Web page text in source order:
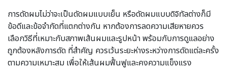
การดัดผมไม่ว่าจะเป็นดัดผมแบบเย็น หรือดัดผมแบบดิจิทัลต่างก็มี
ข้อดีและข้อจำกัดที่แตกต่างกัน หากต้องการลดความเสียหายควร
เลือกวิธีที่เหมาะกับสภาพเส้นผมและรูปหน้า พร้อมกับการดูแลอย่าง
ถูกต้องหลังการดัด ที่สำคัญ ควรเว้นระยะห่างระหว่างการดัดแต่ละครั้ง
ตามความเหมาะสม เพื่อให้เส้นผมฟื้นฟูและคงความแข็งแรง